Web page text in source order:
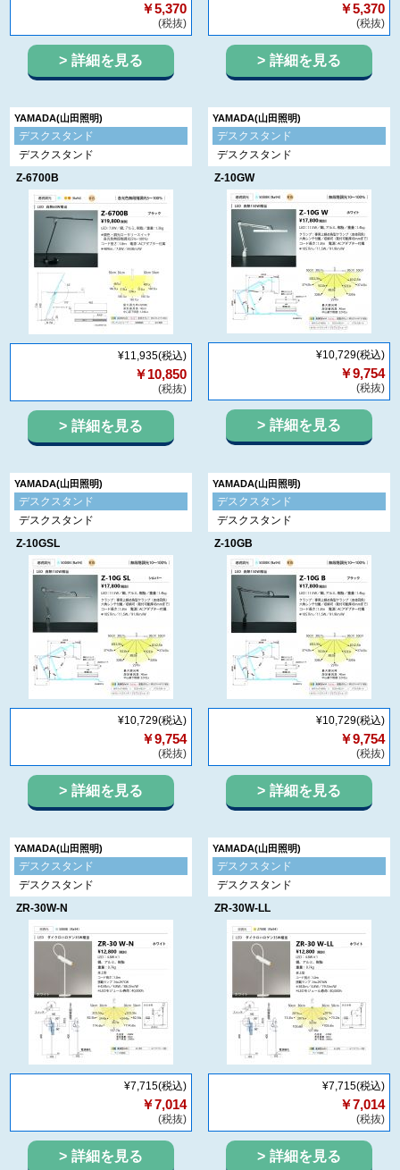
￥5,370
(税抜)
詳細を見る
￥5,370
(税抜)
詳細を見る
YAMADA(山田照明)
デスクスタンド
デスクスタンド
Z-6700B
¥11,935(税込)
￥10,850
(税抜)
詳細を見る
YAMADA(山田照明)
デスクスタンド
デスクスタンド
Z-10GW
¥10,729(税込)
￥9,754
(税抜)
詳細を見る
YAMADA(山田照明)
デスクスタンド
デスクスタンド
Z-10GSL
¥10,729(税込)
￥9,754
(税抜)
詳細を見る
YAMADA(山田照明)
デスクスタンド
デスクスタンド
Z-10GB
¥10,729(税込)
￥9,754
(税抜)
詳細を見る
YAMADA(山田照明)
デスクスタンド
デスクスタンド
ZR-30W-N
¥7,715(税込)
￥7,014
(税抜)
詳細を見る
YAMADA(山田照明)
デスクスタンド
デスクスタンド
ZR-30W-LL
¥7,715(税込)
￥7,014
(税抜)
詳細を見る